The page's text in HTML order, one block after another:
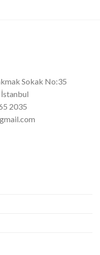
Sokak No:35
2035